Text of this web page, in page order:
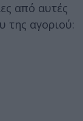
από αυτές
της αγοριού: